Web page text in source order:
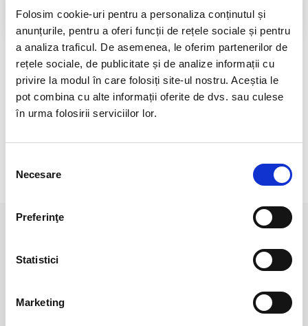
Folosim cookie-uri pentru a personaliza conținutul și
anunțurile, pentru a oferi funcții de rețele sociale și pentru
a analiza traficul. De asemenea, le oferim partenerilor de
rețele sociale, de publicitate și de analize informații cu
privire la modul în care folosiți site-ul nostru. Aceștia le
pot combina cu alte informații oferite de dvs. sau culese
în urma folosirii serviciilor lor.
consimțământului
Necesare
Preferinţe
Statistici
Marketing
GARANTIE PRODUSE
pentru toate produsele
RECENZII CLIENTI
Nu sunt opinii despre acest produs.
SPUNE-ŢI OPINIA
Autentifică-tesauÎnregistrează un cont noupentru a putea